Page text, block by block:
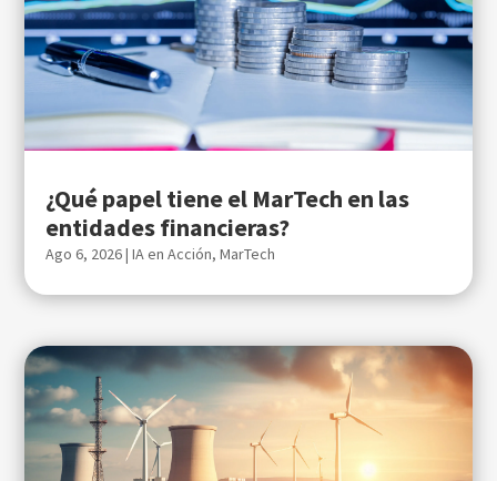
¿Qué papel tiene el MarTech en las
entidades financieras?
Ago 6, 2026|IA en Acción,MarTech